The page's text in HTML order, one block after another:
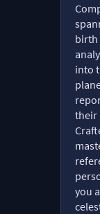
birth
into
their
you